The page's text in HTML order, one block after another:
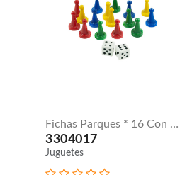
Fichas Parques * 16 Con Dado
3304017
Juguetes